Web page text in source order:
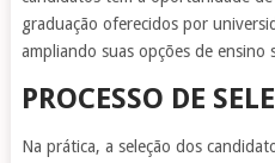
graduação oferecidos por
ampliando suas opções de ensino
PROCESSO DE
Na prática, a seleção dos